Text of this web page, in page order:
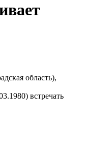
область),
встречать